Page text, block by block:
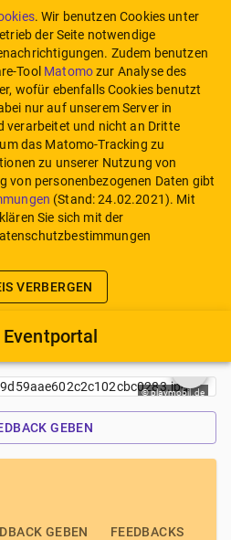
. Wir benutzen Cookies unter
der Seite notwendige
Zudem benutzen
Tool Matomozur Analyse des
wofür ebenfalls Cookies benutzt
nur auf unserem Server in
verarbeitet und nicht an Dritte
das Matomo-Tracking zu
zu unserer Nutzung von
von personenbezogenen Daten gibt
(Stand:24.02.2021). Mit
Sie sich mit der
VERBERGEN
GEBEN FEEDBACKS
©playmobil.de
GEBEN